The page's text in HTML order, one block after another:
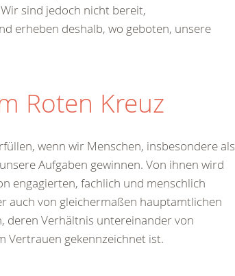
sind jedoch nicht bereit,
erheben deshalb, wo geboten, unsere
Roten Kreuz
wenn wir Menschen, insbesondere als
Aufgaben gewinnen. Von ihnen wird
engagierten, fachlich und menschlich
auch von gleichermaßen hauptamtlichen
Verhältnis untereinander von
Vertrauen gekennzeichnet ist.